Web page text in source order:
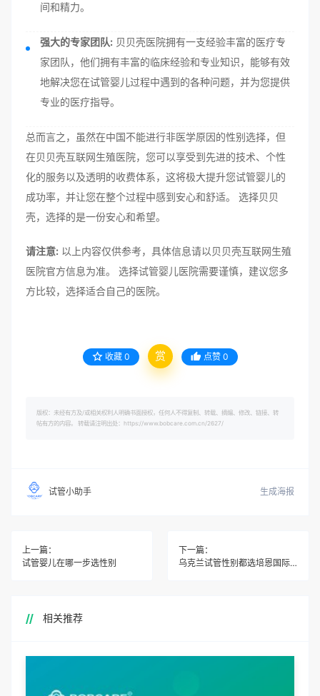
间和精力。
强大的专家团队: 贝贝壳医院拥有一支经验丰富的医疗专
家团队，他们拥有丰富的临床经验和专业知识，能够有效
地解决您在试管婴儿过程中遇到的各种问题，并为您提供
专业的医疗指导。
总而言之，虽然在中国不能进行非医学原因的性别选择，但
在贝贝壳互联网生殖医院，您可以享受到先进的技术、个性
化的服务以及透明的收费体系，这将极大提升您试管婴儿的
成功率，并让您在整个过程中感到安心和舒适。 选择贝贝
壳，选择的是一份安心和希望。
请注意: 以上内容仅供参考，具体信息请以贝贝壳互联网生殖
医院官方信息为准。 选择试管婴儿医院需要谨慎，建议您多
方比较，选择适合自己的医院。
收藏 0 赏 点赞 0
版权：未经有方及/或相关权利人明确书面授权，任何人不得复制、转载、摘编、修改、链接、转
帖有方的内容。 转载请注明出处：https://www.bobcare.com.cn/2627/
试管小助手 生成海报
上一篇：
试管婴儿在哪一步选性别
下一篇：
乌克兰试管性别都选培恩国际舒心
相关推荐